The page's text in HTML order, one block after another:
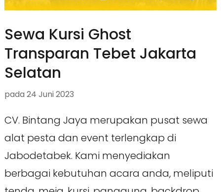
Sewa Kursi Ghost
Transparan Tebet Jakarta
Selatan
pada 24 Juni 2023
CV. Bintang Jaya merupakan pusat sewa
alat pesta dan event terlengkap di
Jabodetabek. Kami menyediakan
berbagai kebutuhan acara anda, meliputi